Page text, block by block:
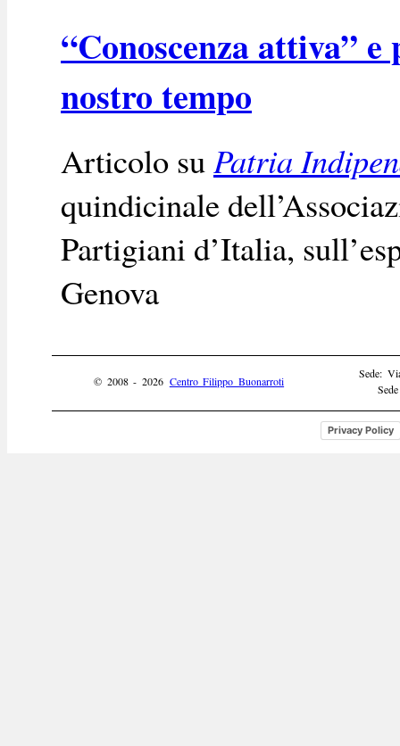
“Conoscenza attiva”
nostro tempo
Articolo suPatria
quindicinale
Partigiani d’Italia,
Genova
© 2008 - 2026 Centro Filippo Buonarroti
Sede:
Privacy Policy